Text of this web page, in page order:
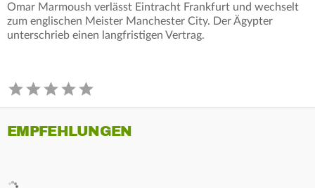
Omar Marmoush verlässt Eintracht Frankfurt und wechselt
zum englischen Meister Manchester City. Der Ägypter
unterschrieb einen langfristigen Vertrag.
EMPFEHLUNGEN